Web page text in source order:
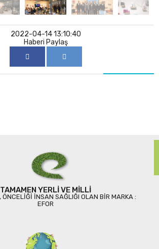
2022-04-14 13:10:40
Haberi Paylaş
TAMAMEN YERLI VE MILLI
ÖNCELIĞI INSAN SAĞLIĞI OLAN BIR MARKA :
EFOR